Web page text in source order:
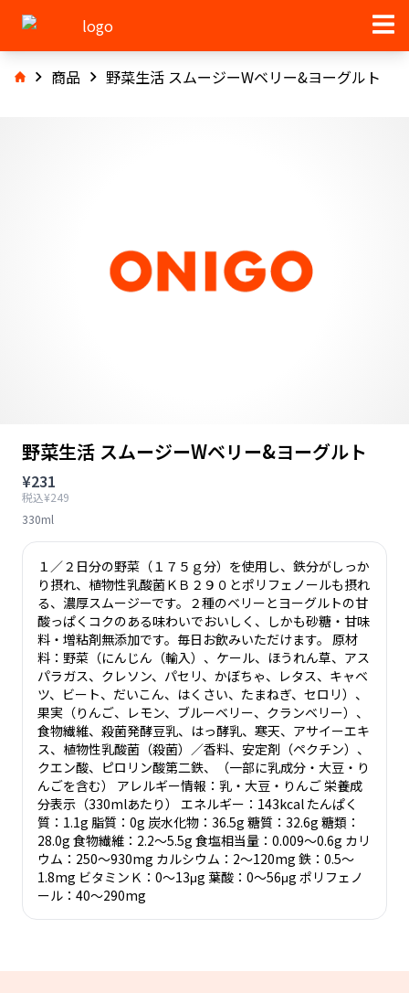
商品 野菜生活 スムージーWベリー&ヨーグルト
野菜生活 スムージーWベリー&ヨーグルト
¥231
税込¥249
330ml
１／２日分の野菜（１７５ｇ分）を使用し、鉄分がしっか
り摂れ、植物性乳酸菌ＫＢ２９０とポリフェノールも摂れ
る、濃厚スムージーです。２種のベリーとヨーグルトの甘
酸っぱくコクのある味わいでおいしく、しかも砂糖・甘味
料・増粘剤無添加です。毎日お飲みいただけます。 原材
料：野菜（にんじん（輸入）、ケール、ほうれん草、アス
パラガス、クレソン、パセリ、かぼちゃ、レタス、キャベ
ツ、ビート、だいこん、はくさい、たまねぎ、セロリ）、
果実（りんご、レモン、ブルーベリー、クランベリー）、
食物繊維、殺菌発酵豆乳、はっ酵乳、寒天、アサイーエキ
ス、植物性乳酸菌（殺菌）／香料、安定剤（ペクチン）、
クエン酸、ピロリン酸第二鉄、（一部に乳成分・大豆・り
んごを含む） アレルギー情報：乳・大豆・りんご 栄養成
分表示（330mlあたり） エネルギー：143kcal たんぱく
質：1.1g 脂質：0g 炭水化物：36.5g 糖質：32.6g 糖類：
28.0g 食物繊維：2.2～5.5g 食塩相当量：0.009～0.6g カリ
ウム：250～930mg カルシウム：2～120mg 鉄：0.5～
1.8mg ビタミンＫ：0～13μg 葉酸：0～56μg ポリフェノ
ール：40～290mg